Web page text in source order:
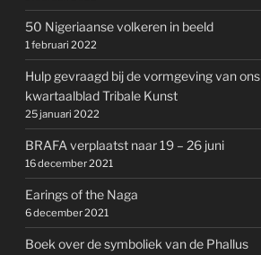
50 Nigeriaanse volkeren in beeld
1 februari 2022
Hulp gevraagd bij de vormgeving van ons
kwartaalblad Tribale Kunst
25 januari 2022
BRAFA verplaatst naar 19 – 26 juni
16 december 2021
Earings of the Naga
6 december 2021
Boek over de symboliek van de Phallus